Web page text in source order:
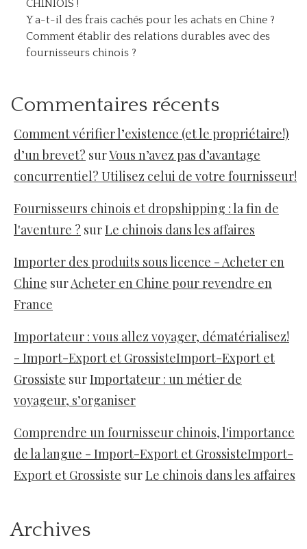
CHINIOIS !
Y a-t-il des frais cachés pour les achats en Chine ?
Comment établir des relations durables avec des
fournisseurs chinois ?
Commentaires récents
Comment vérifier l’existence (et le propriétaire!)
d’un brevet? surVous n’avez pas d’avantage
concurrentiel? Utilisez celui de votre fournisseur!
Fournisseurs chinois et dropshipping : la fin de
l'aventure ? surLe chinois dans les affaires
Importer des produits sous licence - Acheter en
Chine surAcheter en Chine pour revendre en
France
Importateur : vous allez voyager, dématérialisez!
- Import-Export et GrossisteImport-Export et
Grossiste surImportateur : un métier de
voyageur, s’organiser
Comprendre un fournisseur chinois, l'importance
de la langue - Import-Export et GrossisteImport-
Export et Grossiste surLe chinois dans les affaires
Archives